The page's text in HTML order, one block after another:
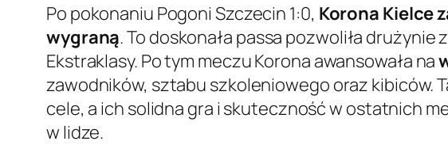
Po pokonaniu Pogoni Szczecin 1:0, Korona Kielce
wygraną. To doskonała passa pozwoliła
Ekstraklasy. Po tym meczu Korona awansowała na
zawodników, sztabu szkoleniowego oraz kibiców.
cele, a ich solidna gra i skuteczność w ostatnich
w lidze.